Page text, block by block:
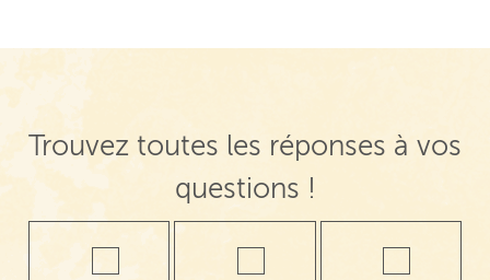
Trouvez toutes les réponses à vos
questions !